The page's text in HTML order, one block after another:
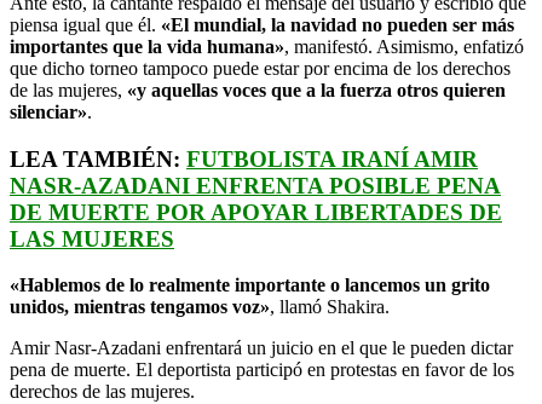
piensa igual que él. «El mundial, la navidad no pueden ser más
importantes que la vida humana», manifestó. Asimismo, enfatizó
que dicho torneo tampoco puede estar por encima de los derechos
de las mujeres, «y aquellas voces que a la fuerza otros quieren
silenciar».
LEA TAMBIÉN: FUTBOLISTA IRANÍ AMIR
NASR-AZADANI ENFRENTA POSIBLE PENA
DE MUERTE POR APOYAR LIBERTADES DE
LAS MUJERES
«Hablemos de lo realmente importante o lancemos un grito
unidos, mientras tengamos voz», llamó Shakira.
Amir Nasr-Azadani enfrentará un juicio en el que le pueden dictar
pena de muerte. El deportista participó en protestas en favor de los
derechos de las mujeres.